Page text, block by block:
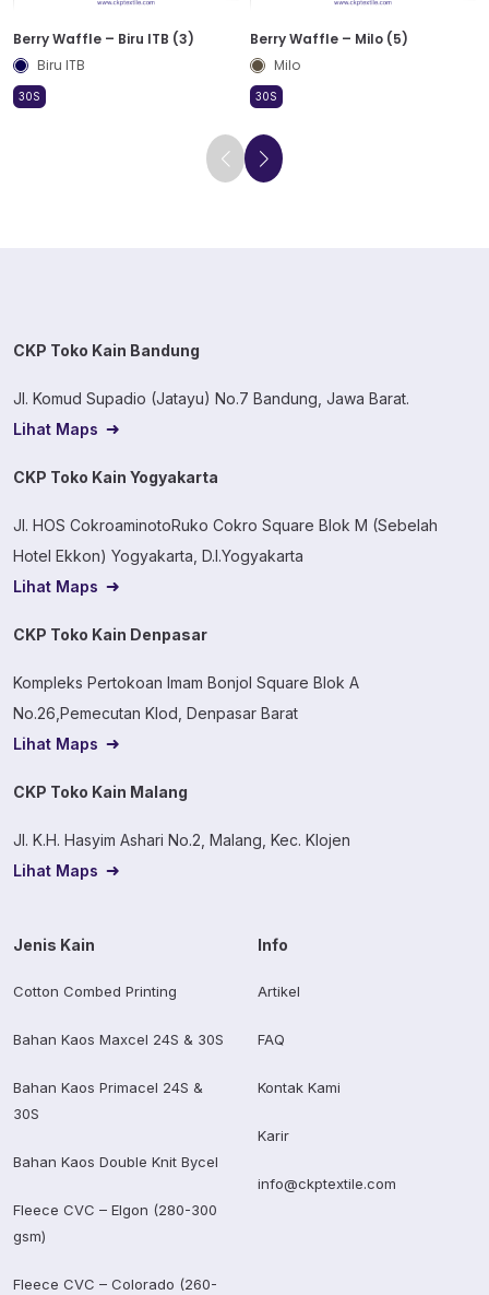
Berry Waffle – Biru ITB (3)
Biru ITB
30S
Berry Waffle – Milo (5)
Milo
30S
CKP Toko Kain Bandung
Jl. Komud Supadio (Jatayu) No.7 Bandung, Jawa Barat.
Lihat Maps
CKP Toko Kain Yogyakarta
Jl. HOS CokroaminotoRuko Cokro Square Blok M (Sebelah
Hotel Ekkon) Yogyakarta, D.I.Yogyakarta
Lihat Maps
CKP Toko Kain Denpasar
Kompleks Pertokoan Imam Bonjol Square Blok A
No.26,Pemecutan Klod, Denpasar Barat
Lihat Maps
CKP Toko Kain Malang
Jl. K.H. Hasyim Ashari No.2, Malang, Kec. Klojen
Lihat Maps
Jenis Kain
Cotton Combed Printing
Bahan Kaos Maxcel 24S & 30S
Bahan Kaos Primacel 24S &
30S
Bahan Kaos Double Knit Bycel
Fleece CVC – Elgon (280-300
gsm)
Fleece CVC – Colorado (260-
Info
Artikel
FAQ
Kontak Kami
Karir
info@ckptextile.com